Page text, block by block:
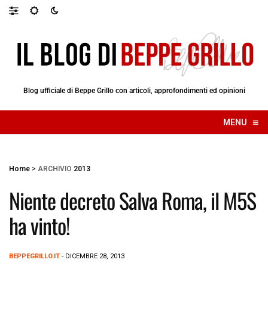
Blog ufficiale di Beppe Grillo con articoli, approfondimenti ed opinioni
MENU ≡
☰
Home > ARCHIVIO 2013
Niente decreto Salva Roma, il M5S
ha vinto!
BEPPEGRILLO.IT - DICEMBRE 28, 2013